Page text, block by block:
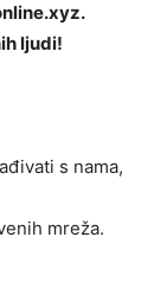
ljudi!
s nama,
mreža.